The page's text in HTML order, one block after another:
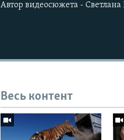
Автор видеосюжета - Светлана
Весь контент